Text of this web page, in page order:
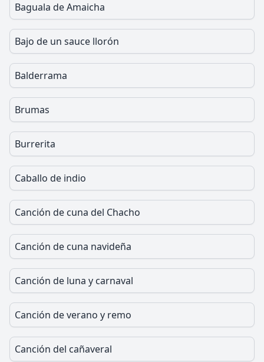
Baguala de Amaicha
Bajo de un sauce llorón
Balderrama
Brumas
Burrerita
Caballo de indio
Canción de cuna del Chacho
Canción de cuna navideña
Canción de luna y carnaval
Canción de verano y remo
Canción del cañaveral